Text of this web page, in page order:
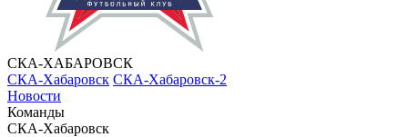
СКА-ХАБАРОВСК
СКА-Хабаровск СКА-Хабаровск-2
Новости
Команды
СКА-Хабаровск